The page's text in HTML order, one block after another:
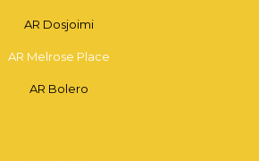
AR Dosjoimi
AR Melrose Place
AR Bolero